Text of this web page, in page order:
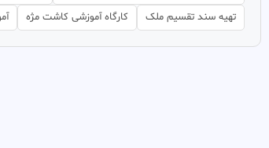
تهیه سند تقسیم ملک
کارگاه آموزشی کاشت مژه